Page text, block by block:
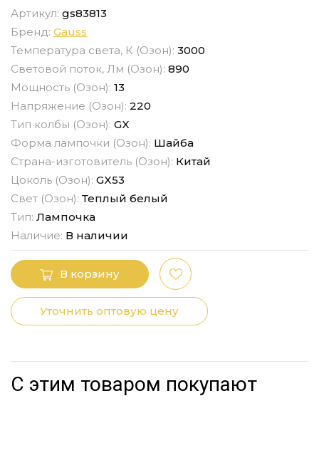
Артикул: gs83813
Бренд: Gauss
Температура света, К (Озон): 3000
Световой поток, Лм (Озон): 890
Мощность (Озон): 13
Напряжение (Озон): 220
Тип колбы (Озон): GX
Форма лампочки (Озон): Шайба
Страна-изготовитель (Озон): Китай
Цоколь (Озон): GX53
Свет (Озон): Теплый белый
Тип: Лампочка
Наличие: В наличии
В корзину
Уточнить оптовую цену
С этим товаром покупают